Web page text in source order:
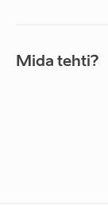
Mida tehti?